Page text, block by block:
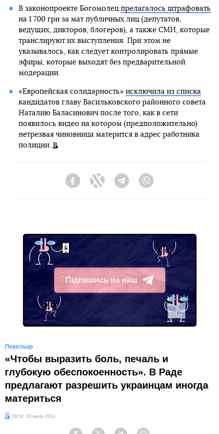
В законопроекте Богомолец прелагалось штрафовать
на 1 700 грн за мат публичных лиц (депутатов,
ведущих, дикторов, блогеров), а также СМИ, которые
транслируют их выступления. При этом не
указывалось, как следует контролировать прямые
эфиры, которые выходят без предварительной
модерации.
«Европейская солидарность» исключила из списка
кандидатов главу Васильковского районного совета
Наталию Баласинович после того, как в сети
появилось видео на котором (предположительно)
нетрезвая чиновница матерится в адрес работника
полиции.
FacebookTwitter Telegram
Підпишись на наш
Telegram
Пекельце
«Чтобы выразить боль, печаль и
глубокую обеспокоенность». В Раде
предлагают разрешить украинцам иногда
материться
Дата:09:52, 10 июля 2019